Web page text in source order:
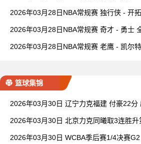
2026年03月28日NBA常规赛 独行侠 - 开
2026年03月28日NBA常规赛 奇才 - 勇士
2026年03月28日NBA常规赛 老鹰 - 凯尔
篮球集锦
2026年03月30日 辽宁力克福建 付豪22分
2026年03月30日 北京力克同曦取3连胜升
2026年03月30日 WCBA季后赛1/4决赛G2